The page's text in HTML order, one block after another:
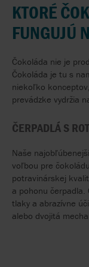
KTORÉ
FUNGUJÚ
Čokoláda nie je
Čokoláda je tu s
niekoľko
prevádzke vydržia
ČERPADLÁ S
Naše
voľbou pre
potravinárskej
a pohonu čerpadla.
tlaky a abrazívne
alebo dvojitá